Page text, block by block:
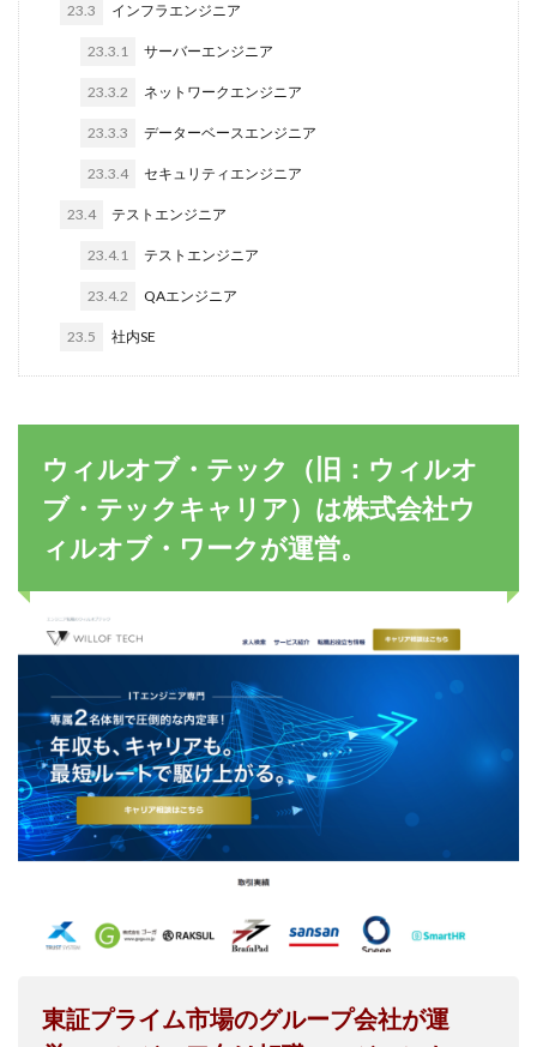
23.3 インフラエンジニア
23.3.1 サーバーエンジニア
23.3.2 ネットワークエンジニア
23.3.3 データーベースエンジニア
23.3.4 セキュリティエンジニア
23.4 テストエンジニア
23.4.1 テストエンジニア
23.4.2 QAエンジニア
23.5 社内SE
ウィルオブ・テック（旧：ウィルオ
ブ・テックキャリア）は株式会社ウ
ィルオブ・ワークが運営。
東証プライム市場のグループ会社が運